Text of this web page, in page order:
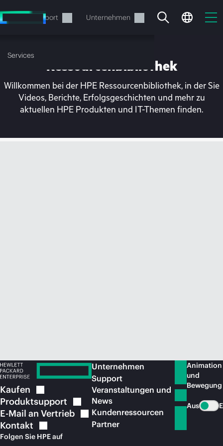
Hauptinhalt
wechseln
Support Unternehmen
Services
Ihr Warenkorb ist aktuell
Ressourcenbibliothek
Willkommen bei der HPE Ressourcenbibliothek, in der Sie
Videos, Berichte, Erfolgsgeschichten und mehr zu
aktuellen HPE Produkten und IT-Themen finden.
Kaufen
Produktsupport
E-Mail an Vertrieb
Kontakt
Folgen Sie HPE auf
Unternehmen
Support
Veranstaltungen und
News
Kundenressourcen
Partner
Animation
und
Bewegung
Aus